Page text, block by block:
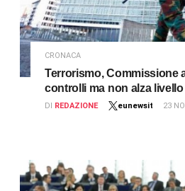
CRONACA
Terrorismo, Commissione
controlli ma non alza
DI REDAZIONE eunewsit 23